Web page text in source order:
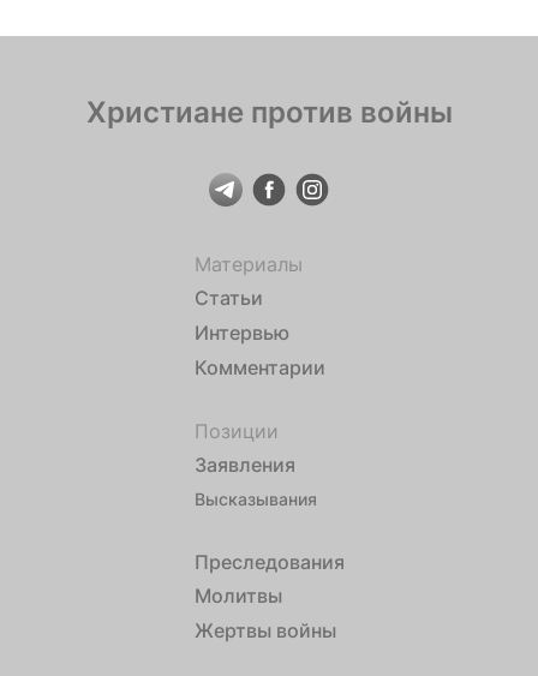
Христиане против войны
Материалы
Статьи
Интервью
Комментарии
Позиции
Заявления
Высказывания
Преследования
Молитвы
Жертвы войны